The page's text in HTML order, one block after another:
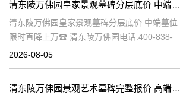
清东陵万佛园皇家景观墓碑分层底价 中端墓位限时直降上万
清东陵万佛园皇家景观墓碑分层底价 中端墓位
限时直降上万☎ 清东陵万佛园电话:400-838-
5063清东陵万佛园，作为中国历史上著名的皇
2026-08-05
清东陵万佛园景观艺术墓碑完整报价 高端墓型大额直降活动详解